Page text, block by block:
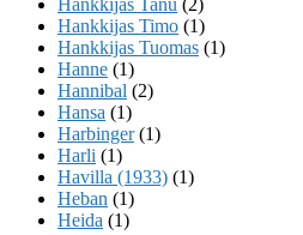
Hankkijas Timo (1)
Hankkijas Tuomas (1)
Hanne (1)
Hannibal (2)
Hansa (1)
Harbinger(1)
Harli (1)
Havilla (1933) (1)
Heban (1)
Heida (1)